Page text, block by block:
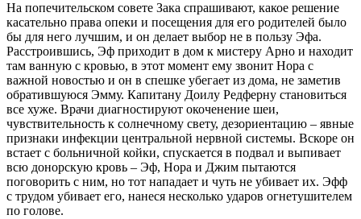
На попечительском совете Зака спрашивают, какое решение
касательно права опеки и посещения для его родителей было
бы для него лучшим, и он делает выбор не в пользу Эфа.
Расстроившись, Эф приходит в дом к мистеру Арно и находит
там ванную с кровью, в этот момент ему звонит Нора с
важной новостью и он в спешке убегает из дома, не заметив
обратившуюся Эмму. Капитану Доилу Редферну становиться
все хуже. Врачи диагностируют окоченение шеи,
чувствительность к солнечному свету, дезориентацию – явные
признаки инфекции центральной нервной системы. Вскоре он
встает с больничной койки, спускается в подвал и выпивает
всю донорскую кровь – Эф, Нора и Джим пытаются
поговорить с ним, но тот нападает и чуть не убивает их. Эфф
с трудом убивает его, нанеся несколько ударов огнетушителем
по голове.